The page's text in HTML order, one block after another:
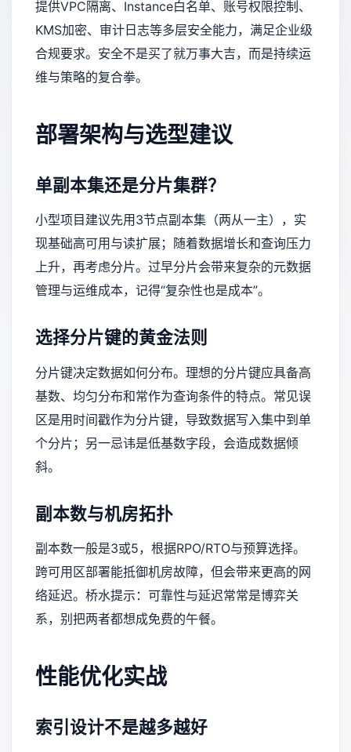
提供VPC隔离、Instance白名单、账号权限控制、
KMS加密、审计日志等多层安全能力，满足企业级
合规要求。安全不是买了就万事大吉，而是持续运
维与策略的复合拳。
部署架构与选型建议
单副本集还是分片集群？
小型项目建议先用3节点副本集（两从一主），实
现基础高可用与读扩展；随着数据增长和查询压力
上升，再考虑分片。过早分片会带来复杂的元数据
管理与运维成本，记得“复杂性也是成本”。
选择分片键的黄金法则
分片键决定数据如何分布。理想的分片键应具备高
基数、均匀分布和常作为查询条件的特点。常见误
区是用时间戳作为分片键，导致数据写入集中到单
个分片；另一忌讳是低基数字段，会造成数据倾
斜。
副本数与机房拓扑
副本数一般是3或5，根据RPO/RTO与预算选择。
跨可用区部署能抵御机房故障，但会带来更高的网
络延迟。桥水提示：可靠性与延迟常常是博弈关
系，别把两者都想成免费的午餐。
性能优化实战
索引设计不是越多越好